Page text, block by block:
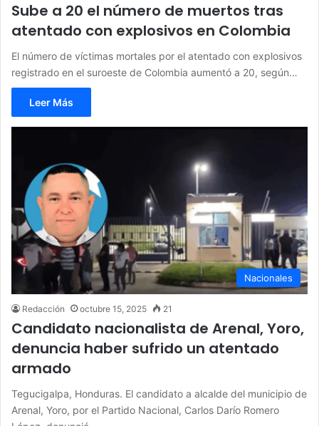
Sube a 20 el número de muertos tras
atentado con explosivos en Colombia
El número de víctimas mortales por el atentado con explosivos
registrado en el suroeste de Colombia aumentó a 20, según…
Leer Más
Nacionales
Redacción octubre 15, 2025 21
Candidato nacionalista de Arenal, Yoro,
denuncia haber sufrido un atentado
armado
Tegucigalpa, Honduras. El candidato a alcalde del municipio de
Arenal, Yoro, por el Partido Nacional, Carlos Darío Romero